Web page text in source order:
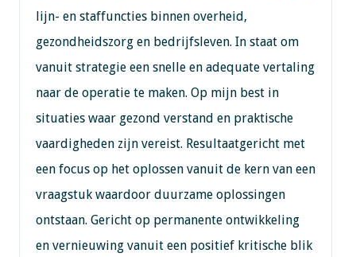
lijn- en staffuncties binnen overheid,
gezondheidszorg en bedrijfsleven. In staat om
vanuit strategie een snelle en adequate vertaling
naar de operatie te maken. Op mijn best in
situaties waar gezond verstand en praktische
vaardigheden zijn vereist. Resultaatgericht met
een focus op het oplossen vanuit de kern van een
vraagstuk waardoor duurzame oplossingen
ontstaan. Gericht op permanente ontwikkeling
en vernieuwing vanuit een positief kritische blik